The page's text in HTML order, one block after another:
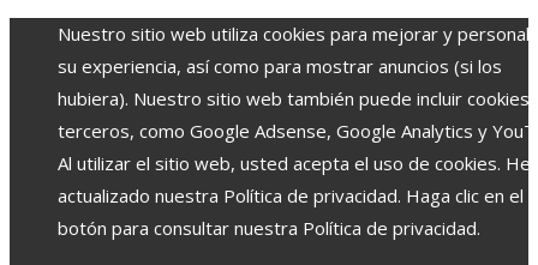
Nuestro sitio web utiliza cookies para mejorar y
su experiencia, así como para mostrar anuncios (si los
hubiera). Nuestro sitio web también puede incluir cookies
terceros, como Google Adsense, Google Analytics y
Al utilizar el sitio web, usted acepta el uso de cookies.
actualizado nuestra Política de privacidad. Haga clic en el
botón para consultar nuestra Política de privacidad.